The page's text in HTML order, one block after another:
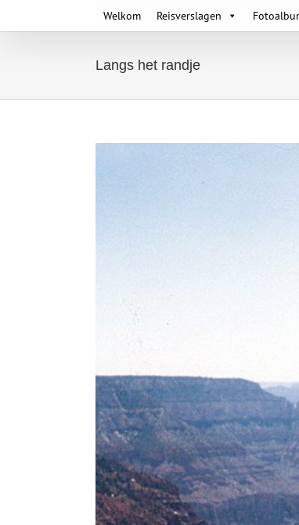
content
Welkom Reisverslagen
Langs het randje